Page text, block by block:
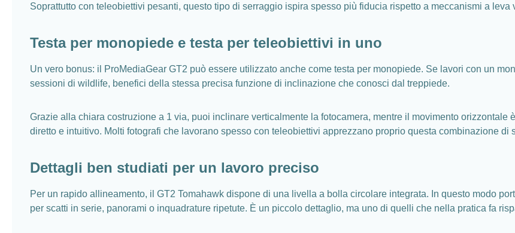
Soprattutto con teleobiettivi pesanti, questo tipo di serraggio ispira spesso più fiducia rispetto a meccanismi a leva
Testa per monopiede e testa per teleobiettivi in uno
Un vero bonus: il ProMediaGear GT2 può essere utilizzato anche come testa per monopiede. Se lavori con un
sessioni di wildlife, benefici della stessa precisa funzione di inclinazione che conosci dal treppiede.
Grazie alla chiara costruzione a 1 via, puoi inclinare verticalmente la fotocamera, mentre il movimento
diretto e intuitivo. Molti fotografi che lavorano spesso con teleobiettivi apprezzano proprio questa combinazione di
Dettagli ben studiati per un lavoro preciso
Per un rapido allineamento, il GT2 Tomahawk dispone di una livella a bolla circolare integrata. In questo modo
per scatti in serie, panorami o inquadrature ripetute. È un piccolo dettaglio, ma uno di quelli che nella pratica fa